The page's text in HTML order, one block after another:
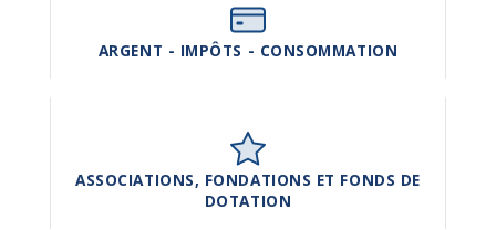
ARGENT - IMPÔTS - CONSOMMATION
ASSOCIATIONS, FONDATIONS ET FONDS DE
DOTATION